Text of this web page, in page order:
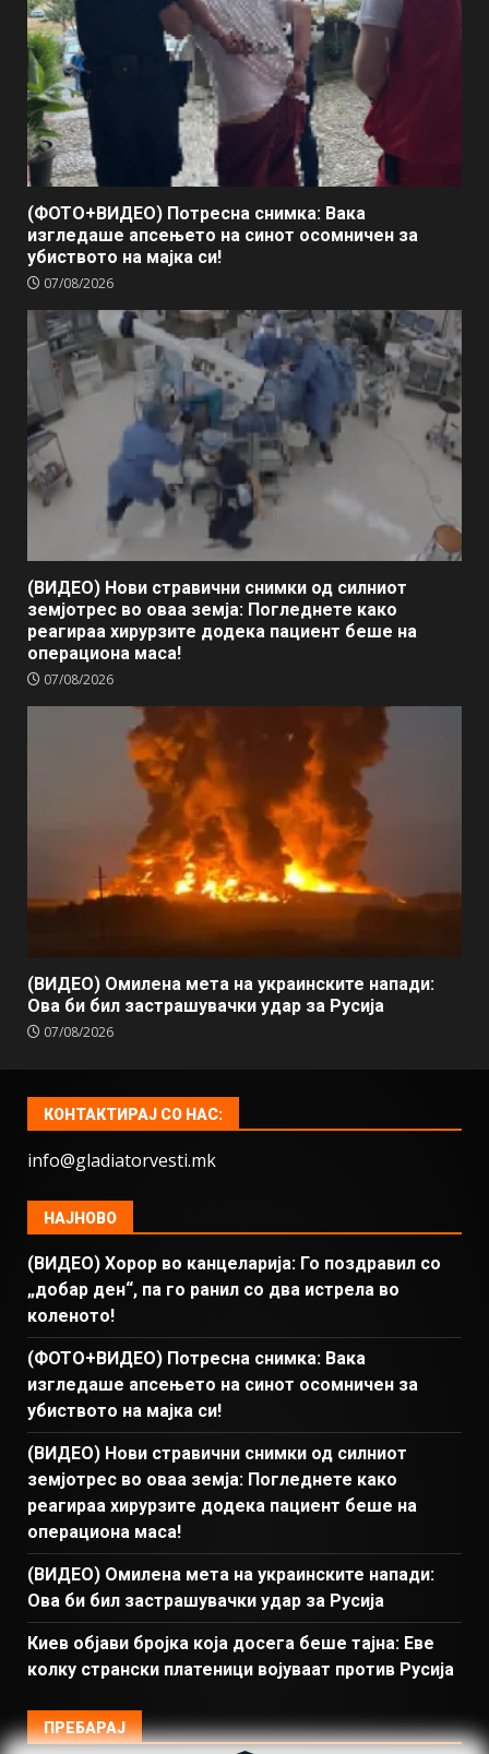
(ФОТО+ВИДЕО) Потресна снимка: Вака
изгледаше апсењето на синот осомничен за
убиството на мајка си!
07/08/2026
(ВИДЕО) Нови стравични снимки од силниот
земјотрес во оваа земја: Погледнете како
реагираа хирурзите додека пациент беше на
операциона маса!
07/08/2026
(ВИДЕО) Омилена мета на украинските напади:
Ова би бил застрашувачки удар за Русија
07/08/2026
КОНТАКТИРАЈ СО НАС:
info@gladiatorvesti.mk
НАЈНОВО
(ВИДЕО) Хорор во канцеларија: Го поздравил со
„добар ден“, па го ранил со два истрела во
коленото!
(ФОТО+ВИДЕО) Потресна снимка: Вака
изгледаше апсењето на синот осомничен за
убиството на мајка си!
(ВИДЕО) Нови стравични снимки од силниот
земјотрес во оваа земја: Погледнете како
реагираа хирурзите додека пациент беше на
операциона маса!
(ВИДЕО) Омилена мета на украинските напади:
Ова би бил застрашувачки удар за Русија
Киев објави бројка која досега беше тајна: Еве
колку странски платеници војуваат против Русија
ПРЕБАРАЈ